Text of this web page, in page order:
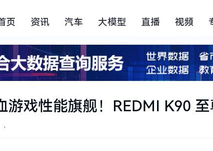
页 资讯 汽车 大模型 直播 视频
游戏性能旗舰！REDMI K90
⋅